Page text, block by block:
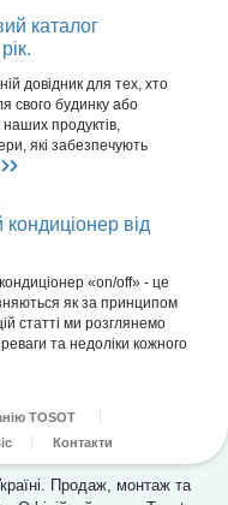
каталог
довідник для тех, хто
свого будинку або
наших продуктів,
які забезпечують
кондиціонер від
«on/off» - це
як за принципом
статті ми розглянемо
та недоліки кожного
TOSOT
Контакти
Продаж, монтаж та